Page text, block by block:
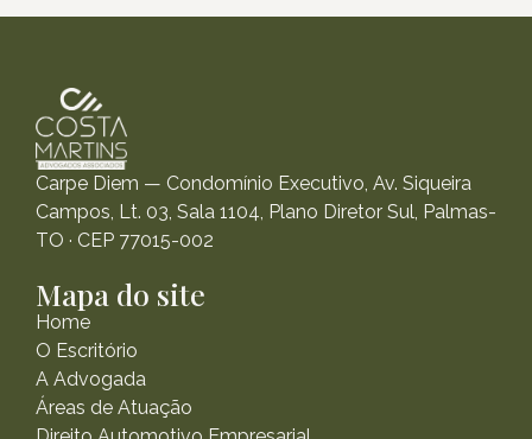
Carpe Diem — Condomínio Executivo, Av. Siqueira
Campos, Lt. 03, Sala 1104, Plano Diretor Sul, Palmas-
TO · CEP 77015-002
Mapa do site
Home
O Escritório
A Advogada
Áreas de Atuação